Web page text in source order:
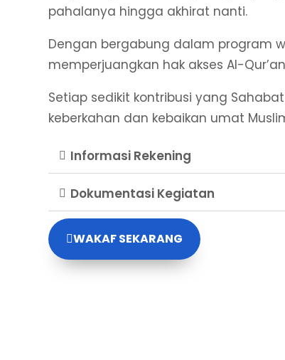
pahalanya hingga akhirat nanti.
Dengan bergabung dalam program
memperjuangkan hak akses Al-
Setiap sedikit kontribusi yang
keberkahan dan kebaikan umat
Informasi Rekening
Dokumentasi Kegiatan
WAKAF SEKARANG